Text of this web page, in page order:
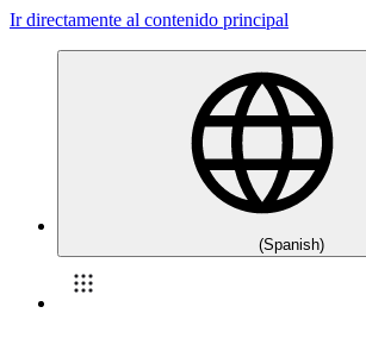
Ir directamente al contenido principal
(Spanish)